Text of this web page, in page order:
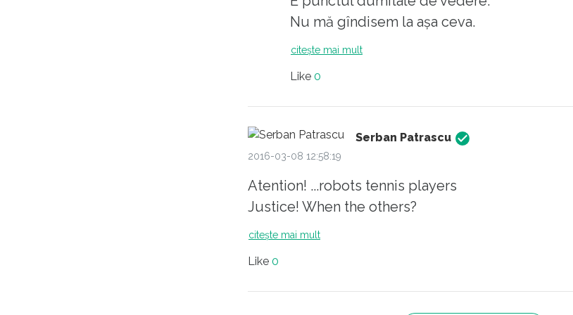
Nu mă gîndisem la așa ceva.
citește mai mult
Like 0
Serban Patrascu
2016-03-08 12:58:19
Atention! ...robots tennis players
Justice! When the others?
citește mai mult
Like 0